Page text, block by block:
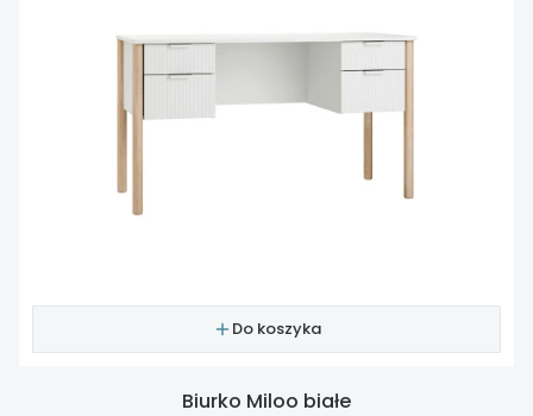
Do koszyka
Biurko Miloo białe